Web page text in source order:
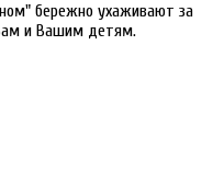
бережно ухаживают за
и Вашим детям.